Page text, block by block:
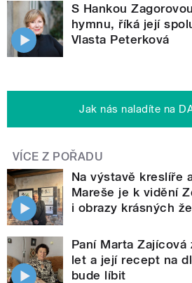
S Hankou
hymnu, říká její
Vlasta Peterková
Jak nás naladíte na
VÍCE Z POŘADU
Na výstavě kreslíře
Mareše je k vidění
i obrazy krásných
Paní Marta Zajícová
let a její recept na
bude líbit